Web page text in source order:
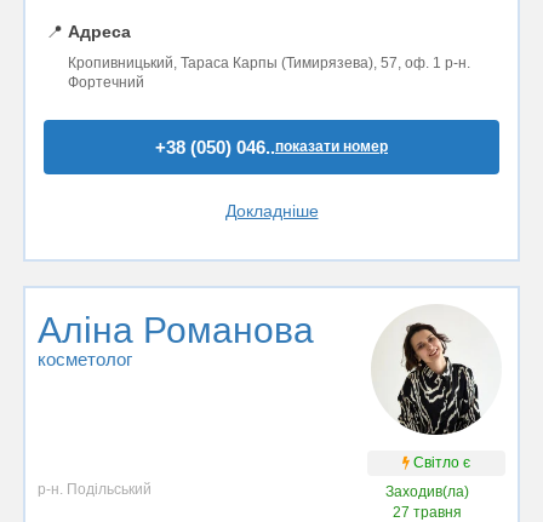
📍 Адреса
Кропивницький, Тараса Карпы (Тимирязева), 57, оф. 1 р-н.
Фортечний
+38 (050) 046..показати номер
Докладніше
Аліна Романова
косметолог
Світло є
р-н. Подільський
Заходив(ла)
27 травня